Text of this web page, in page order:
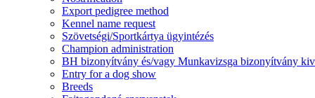
Export pedigree method
Kennel name request
Szövetségi/Sportkártya ügyintézés
Champion administration
BH bizonyítvány és/vagy Munkavizsga bizonyítvány
Entry for a dog show
Breeds